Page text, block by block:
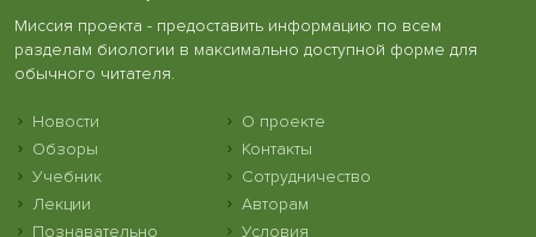
Миссия проекта - предоставить информацию по всем
разделам биологии в максимально доступной форме для
обычного читателя.
Новости
Обзоры
Учебник
Лекции
Познавательно
О проекте
Контакты
Сотрудничество
Авторам
Условия